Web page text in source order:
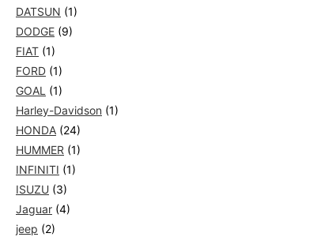
DATSUN (1)
DODGE (9)
FIAT (1)
FORD (1)
GOAL (1)
Harley-Davidson (1)
HONDA (24)
HUMMER (1)
INFINITI (1)
ISUZU (3)
Jaguar (4)
jeep (2)